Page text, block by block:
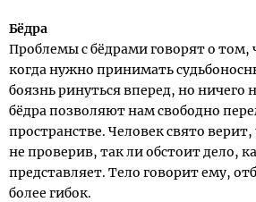
Бёдра
Проблемы с бёдрами говорят о том,
когда нужно принимать
боязнь ринуться вперед, но ничего
бёдра позволяют нам свободно
пространстве. Человек свято
не проверив, так ли обстоит дело,
представляет. Тело говорит ему,
более гибок.